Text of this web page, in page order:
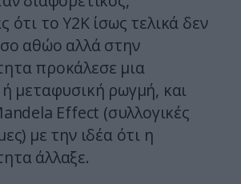
ότι το Y2K ίσως τελικά δεν
αθώο αλλά στην
προκάλεσε μια
ή μεταφυσική ρωγμή, και
Effect (συλλογικές
με την ιδέα ότι η
άλλαξε.